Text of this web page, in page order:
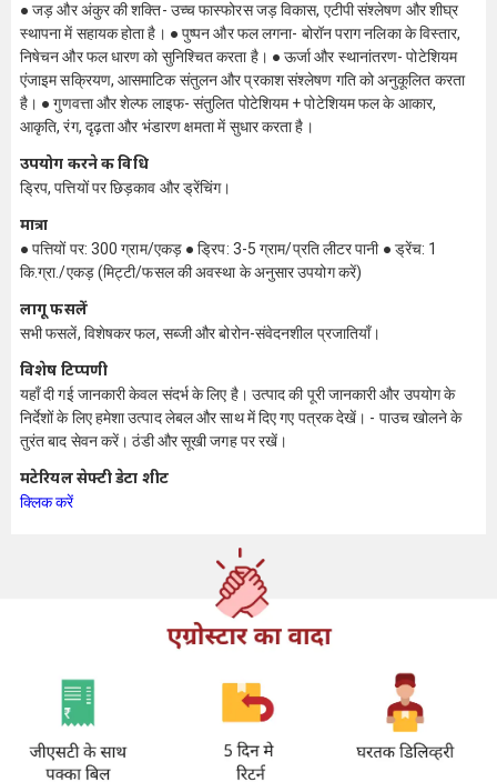
● जड़ और अंकुर की शक्ति- उच्च फास्फोरस जड़ विकास, एटीपी संश्लेषण और शीघ्र
स्थापना में सहायक होता है। ● पुष्पन और फल लगना- बोरॉन पराग नलिका के विस्तार,
निषेचन और फल धारण को सुनिश्चित करता है। ● ऊर्जा और स्थानांतरण- पोटेशियम
एंजाइम सक्रियण, आसमाटिक संतुलन और प्रकाश संश्लेषण गति को अनुकूलित करता
है। ● गुणवत्ता और शेल्फ लाइफ- संतुलित पोटेशियम + पोटेशियम फल के आकार,
आकृति, रंग, दृढ़ता और भंडारण क्षमता में सुधार करता है।
उपयोग करने की विधि
ड्रिप, पत्तियों पर छिड़काव और ड्रेंचिंग।
मात्रा
● पत्तियों पर: 300 ग्राम/एकड़ ● ड्रिप: 3-5 ग्राम/प्रति लीटर पानी ● ड्रेंच: 1
कि.ग्रा./एकड़ (मिट्टी/फसल की अवस्था के अनुसार उपयोग करें)
लागू फसलें
सभी फसलें, विशेषकर फल, सब्जी और बोरोन-संवेदनशील प्रजातियाँ।
विशेष टिप्पणी
यहाँ दी गई जानकारी केवल संदर्भ के लिए है। उत्पाद की पूरी जानकारी और उपयोग के
निर्देशों के लिए हमेशा उत्पाद लेबल और साथ में दिए गए पत्रक देखें। - पाउच खोलने के
तुरंत बाद सेवन करें। ठंडी और सूखी जगह पर रखें।
मटेरियल सेफ्टी डेटा शीट
क्लिक करें